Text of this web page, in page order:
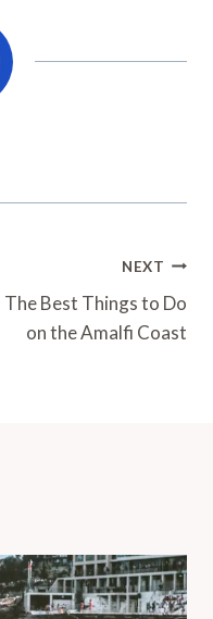
NEXT
The Best Things to Do
on the Amalfi Coast